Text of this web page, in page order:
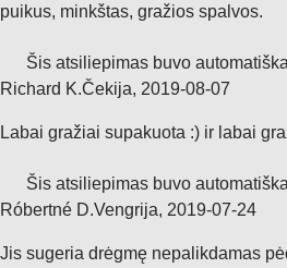
puikus, minkštas, gražios spalvos.
Šis atsiliepimas buvo
Richard K.Čekija, 2019‑08‑07
Labai gražiai supakuota :) ir labai
Šis atsiliepimas buvo
Róbertné D.Vengrija, 2019‑07‑24
Jis sugeria drėgmę nepalikdamas